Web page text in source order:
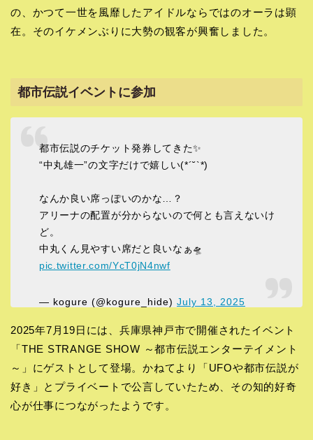
の、かつて一世を風靡したアイドルならではのオーラは顕
在。そのイケメンぶりに大勢の観客が興奮しました。
都市伝説イベントに参加
都市伝説のチケット発券してきた✨️
“中丸雄一”の文字だけで嬉しい(*´˘`*)
なんか良い席っぽいのかな…？
アリーナの配置が分からないので何とも言えないけ
ど。
中丸くん見やすい席だと良いなぁ🛸
pic.twitter.com/YcT0jN4nwf
— kogure (@kogure_hide)July 13, 2025
2025年7月19日には、兵庫県神戸市で開催されたイベント
「THE STRANGE SHOW ～都市伝説エンターテイメント
～」にゲストとして登場。かねてより「UFOや都市伝説が
好き」とプライベートで公言していたため、その知的好奇
心が仕事につながったようです。